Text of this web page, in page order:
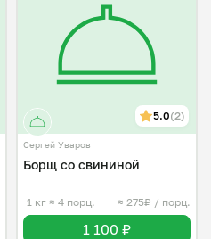
5.0(2)
Сергей Уваров
Борщ со свининой
1 кг ≈ 4 порц. ≈ 275₽ / порц.
1 100 ₽